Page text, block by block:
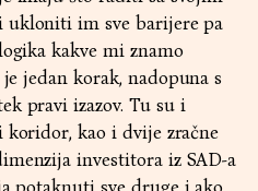
ukloniti im sve barijere pa
kakve mi znamo
jedan korak, nadopuna s
pravi izazov. Tu su i
koridor, kao i dvije zračne
investitora iz SAD-a